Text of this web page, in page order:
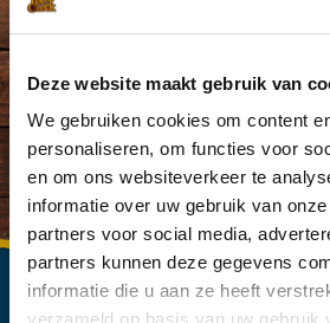
Deze website maakt gebruik van
We gebruiken cookies om content
personaliseren, om functies voor
en om ons websiteverkeer te
informatie over uw gebruik van
partners voor social media,
partners kunnen deze gegevens
informatie die u aan ze heeft
Ik ga akkoord met de